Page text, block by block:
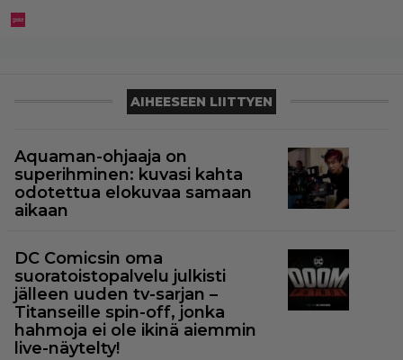
AIHEESEEN LIITTYEN
Aquaman-ohjaaja on
superihminen: kuvasi kahta
odotettua elokuvaa samaan
aikaan
DC Comicsin oma
suoratoistopalvelu julkisti
jälleen uuden tv-sarjan –
Titanseille spin-off, jonka
hahmoja ei ole ikinä aiemmin
live-näytelty!